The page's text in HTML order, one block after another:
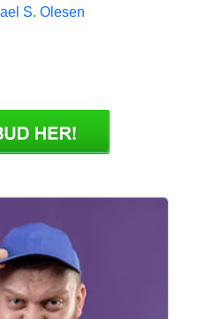
S. Olesen